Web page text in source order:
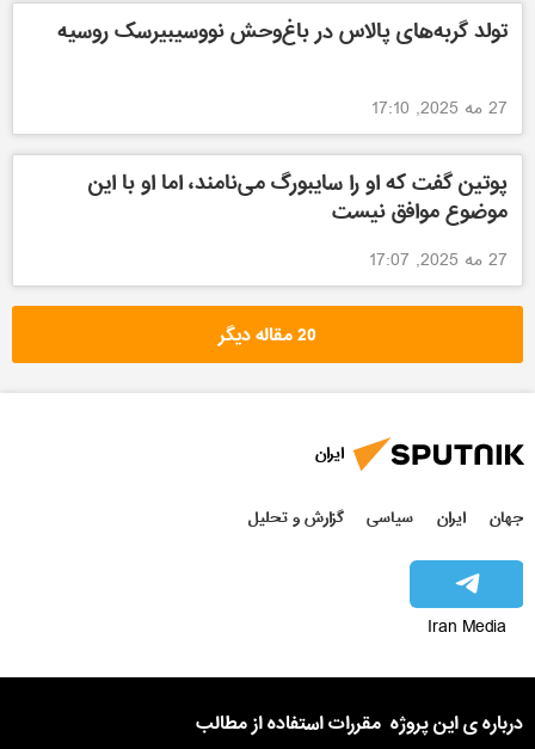
تولد گربه‌های پالاس در باغ‌وحش نووسیبیرسک روسیه
27 مه 2025, 17:10
پوتین گفت که او را سایبورگ می‌نامند، اما او با این
موضوع موافق نیست
27 مه 2025, 17:07
20 مقاله دیگر
ایران
جهان ایران سیاسی گزارش و تحلیل
Iran Media
درباره ی این پروژه مقررات استفاده از مطالب